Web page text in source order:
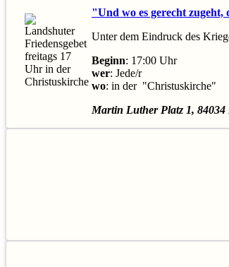
"Und wo es gerecht
Unter dem Eindruck des
Beginn: 17:00 Uhr
wer: Jede/r
wo: in der "Christuskirche"
Martin Luther Platz 1, 84034